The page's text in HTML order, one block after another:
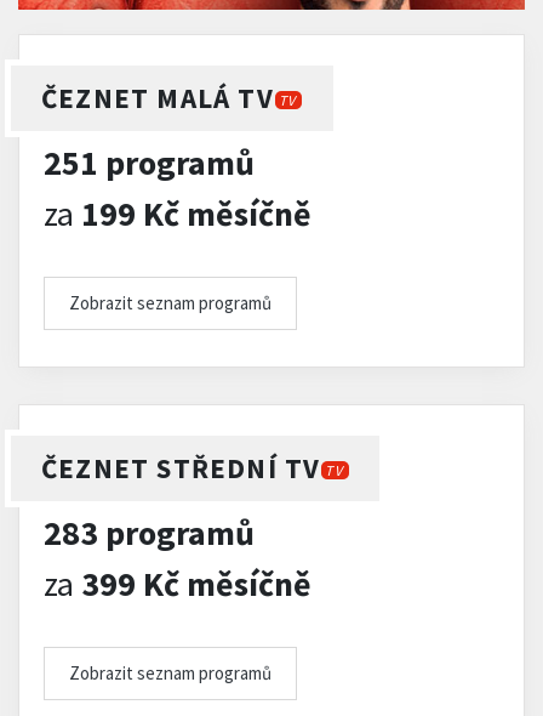
ČEZNET MALÁ TV TV
251 programů
za 199 Kč měsíčně
Zobrazit seznam programů
ČEZNET STŘEDNÍ TV TV
283 programů
za 399 Kč měsíčně
Zobrazit seznam programů